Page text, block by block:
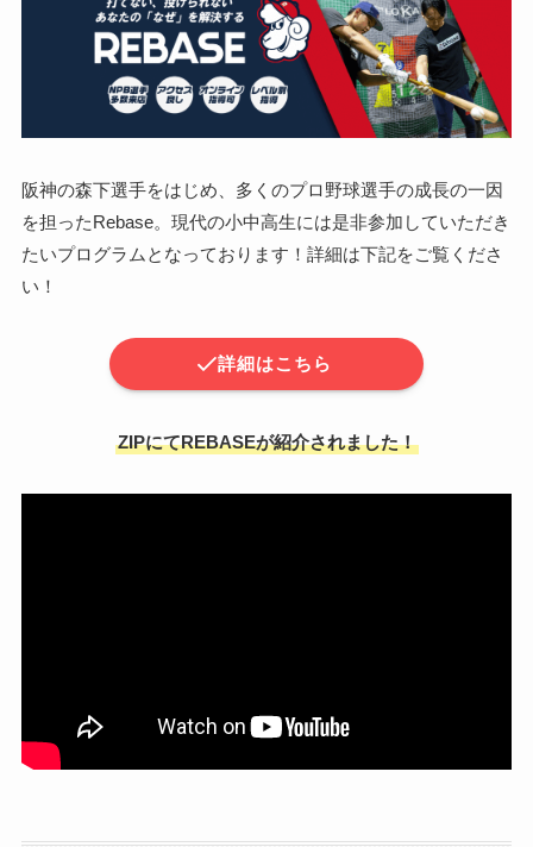
阪神の森下選手をはじめ、多くのプロ野球選手の成長の一因
を担ったRebase。現代の小中高生には是非参加していただき
たいプログラムとなっております！詳細は下記をご覧くださ
い！
詳細はこちら
ZIPにてREBASEが紹介されました！